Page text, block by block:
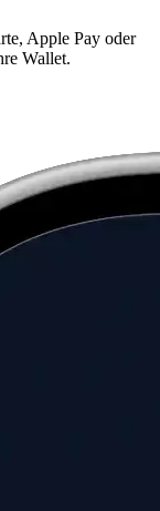
Apple Pay oder
Wallet.